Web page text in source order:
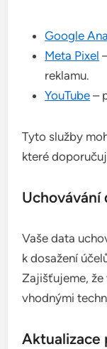
Google
Meta Pixel
reklamu.
YouTube –
Tyto služby
které
Uchovávání
Vaše data
k dosažení
Zajišťujeme, že
vhodnými
Aktualizace